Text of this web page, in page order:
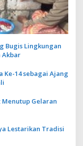
Bugis Lingkungan
Akbar
Ke-14 sebagai Ajang
Menutup Gelaran
Lestarikan Tradisi